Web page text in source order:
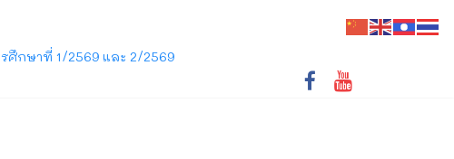
ยราชภัฏเลย ว่าด้วยการจัดการศึกษาระดับปริญญาตรี